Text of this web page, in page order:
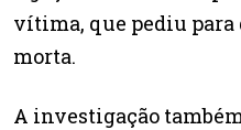
vítima, que pediu para
morta.
A investigação